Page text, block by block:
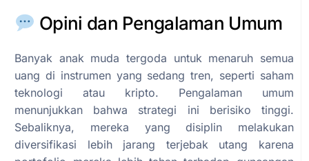
Opini dan Pengalaman Umum
Banyak anak muda tergoda untuk menaruh semua
uang di instrumen yang sedang tren, seperti saham
teknologi atau kripto. Pengalaman umum
menunjukkan bahwa strategi ini berisiko tinggi.
Sebaliknya, mereka yang disiplin melakukan
diversifikasi lebih jarang terjebak utang karena